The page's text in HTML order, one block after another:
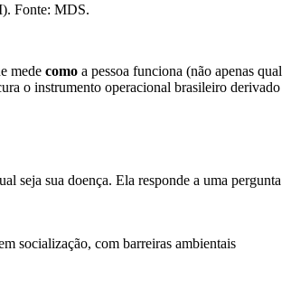
Fonte: MDS.
mede como a pessoa funciona (não apenas qual
o instrumento operacional brasileiro derivado
seja sua doença. Ela responde a uma pergunta
socialização, com barreiras ambientais